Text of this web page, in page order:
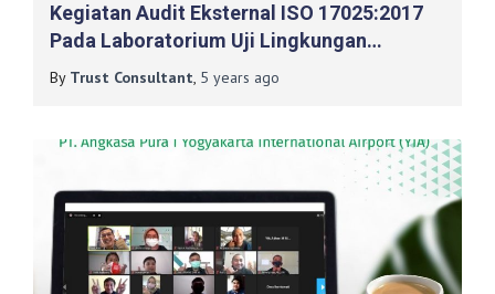
Kegiatan Audit Eksternal ISO 17025:2017
Pada Laboratorium Uji Lingkungan
Program Studi D-III Kesehatan Lingkungan
By Trust Consultant, 5 years ago